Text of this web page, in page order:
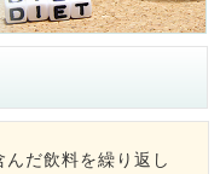
だ飲料を繰り返し